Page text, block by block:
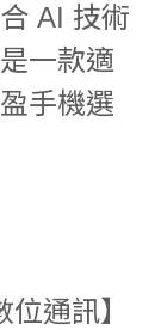
AI 技術
一款適
手機選
位通訊】